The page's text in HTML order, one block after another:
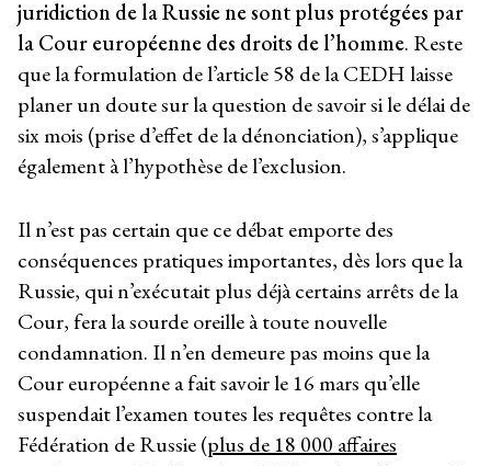
juridiction de la Russie ne sont plus protégées par
la Cour européenne des droits de l’homme. Reste
que la formulation de l’article 58 de la CEDH laisse
planer un doute sur la question de savoir si le délai de
six mois (prise d’effet de la dénonciation), s’applique
également à l’hypothèse de l’exclusion.
Il n’est pas certain que ce débat emporte des
conséquences pratiques importantes, dès lors que la
Russie, qui n’exécutait plus déjà certains arrêts de la
Cour, fera la sourde oreille à toute nouvelle
condamnation. Il n’en demeure pas moins que la
Cour européenne a fait savoir le 16 mars qu’elle
suspendait l’examen toutes les requêtes contre la
Fédération de Russie (plus de 18 000 affaires